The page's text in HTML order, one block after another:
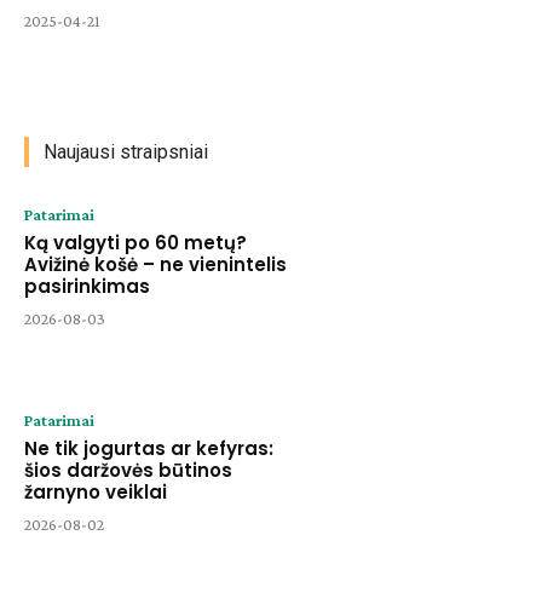
2025-04-21
Naujausi straipsniai
Patarimai
Ką valgyti po 60 metų?
Avižinė košė – ne vienintelis
pasirinkimas
2026-08-03
Patarimai
Ne tik jogurtas ar kefyras:
šios daržovės būtinos
žarnyno veiklai
2026-08-02